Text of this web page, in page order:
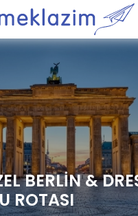
BERLIN &
ROTASI